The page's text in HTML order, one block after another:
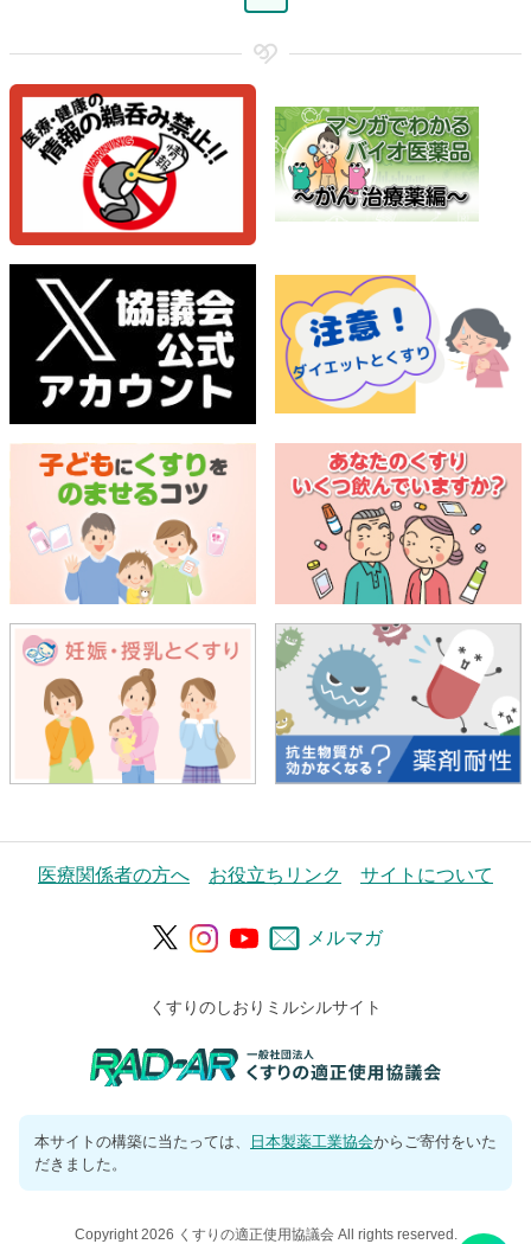
医療関係者の方へ お役立ちリンク サイトについて
メルマガ
くすりのしおりミルシルサイト
本サイトの構築に当たっては、 日本製薬工業協会からご寄付をいた
だきました。
Copyright 2026 くすりの適正使用協議会 All rights reserved.